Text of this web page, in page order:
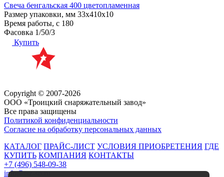
Свеча бенгальская 400 цветопламенная
Размер упаковки, мм 33х410х10
Время работы, с 180
Фасовка 1/50/3
Купить
Copyright © 2007-2026
ООО «Троицкий снаряжательный завод»
Все права защищены
Политикой конфиденциальности
Согласие на обработку персональных данных
КАТАЛОГ ПРАЙС-ЛИСТ УСЛОВИЯ ПРИОБРЕТЕНИЯ ГДЕ
КУПИТЬ КОМПАНИЯ КОНТАКТЫ
+7 (496) 548-09-38
info@tsz-sp.ru